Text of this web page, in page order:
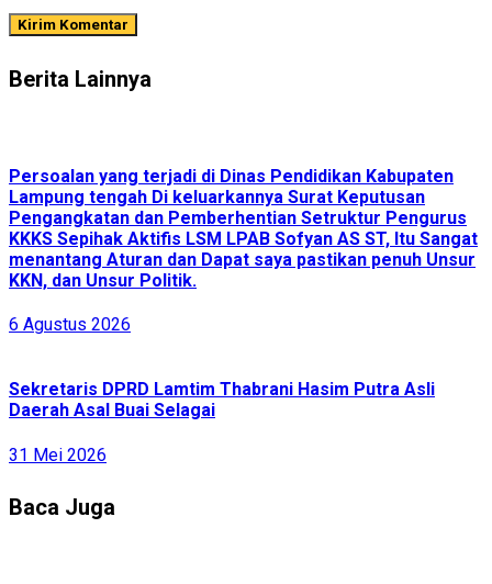
Berita Lainnya
Persoalan yang terjadi di Dinas Pendidikan Kabupaten
Lampung tengah Di keluarkannya Surat Keputusan
Pengangkatan dan Pemberhentian Setruktur Pengurus
KKKS Sepihak Aktifis LSM LPAB Sofyan AS ST, Itu Sangat
menantang Aturan dan Dapat saya pastikan penuh Unsur
KKN, dan Unsur Politik.
6 Agustus 2026
Sekretaris DPRD Lamtim Thabrani Hasim Putra Asli
Daerah Asal Buai Selagai
31 Mei 2026
Baca Juga